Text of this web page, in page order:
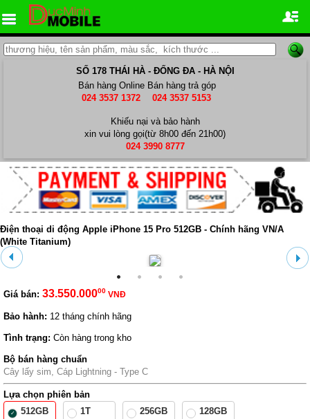
SỐ 178 THÁI HÀ - ĐỐNG ĐA - HÀ NỘI
Bán hàng Online
024 3537 1372
Bán hàng trả góp
024 3537 5153
Khiếu nại và bảo hành
xin vui lòng gọi(từ 8h00 đến 21h00)
024 3990 8777
Điện thoại di động Apple iPhone 15 Pro 512GB - Chính hãng VN/A
(White Titanium)
Giá bán: 33.550.00000 VNĐ
Bảo hành: 12 tháng chính hãng
Tình trạng: Còn hàng trong kho
Bộ bán hàng chuẩn
Cây lấy sim, Cáp Lightning - Type C
Lựa chọn phiên bản
512GB
1T
256GB
128GB